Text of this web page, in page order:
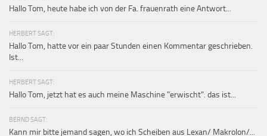
Hallo Tom, heute habe ich von der Fa. frauenrath eine Antwort...
HERBERT SAGT:
Hallo Tom, hatte vor ein paar Stunden einen Kommentar geschrieben.
Ist...
HERBERT SAGT:
Hallo Tom, jetzt hat es auch meine Maschine "erwischt". das ist...
BERND SAGT:
Kann mir bitte jemand sagen, wo ich Scheiben aus Lexan/ Makrolon/...